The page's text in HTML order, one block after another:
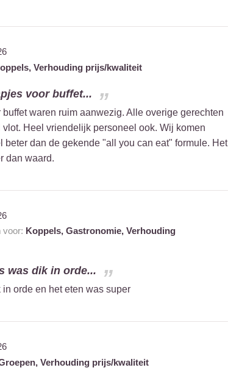
Verhouding prijs/kwaliteit
voor buffet...
waren ruim aanwezig. Alle overige gerechten
Heel vriendelijk personeel ook. Wij komen
beter dan de gekende "all you can eat" formule. Het
dan waard.
voor: Koppels, Gastronomie, Verhouding
was dik in orde...
orde en het eten was super
Verhouding prijs/kwaliteit